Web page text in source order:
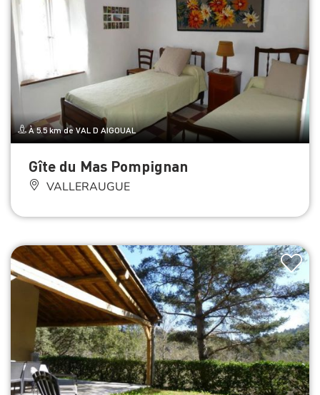
À 5.5 km de VAL D AIGOUAL
Gîte du Mas Pompignan
VALLERAUGUE